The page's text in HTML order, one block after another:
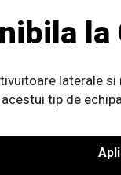
la
laterale
tip de